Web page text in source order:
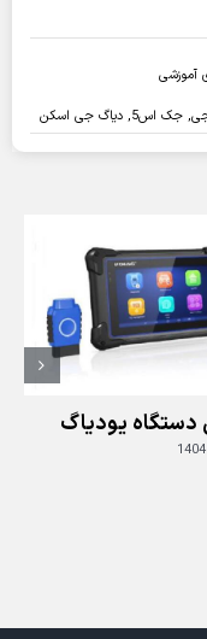
آموزشی
, جک اس5 , دیاگ جی اسکن
دستگاه یودیاگ